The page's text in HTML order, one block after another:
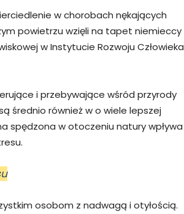
w chorobach nękających
powietrzu wzięli na tapet niemieccy
w Instytucie Rozwoju Człowieka
i przebywające wśród przyrody
średnio również w o wiele lepszej
spędzona w otoczeniu natury wpływa
osobom z nadwagą i otyłością.